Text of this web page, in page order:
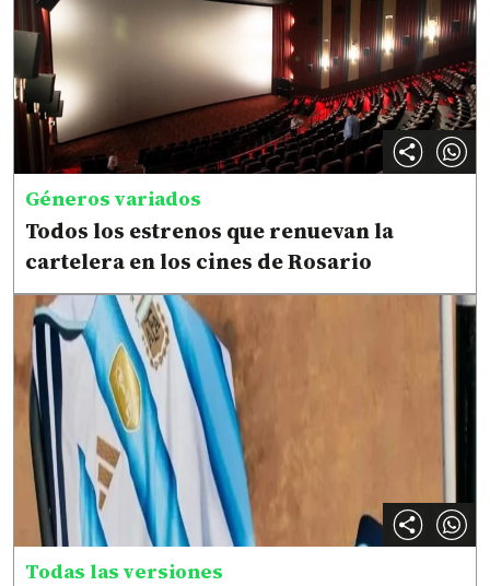
Géneros variados
Todos los estrenos que renuevan la
cartelera en los cines de Rosario
Todas las versiones